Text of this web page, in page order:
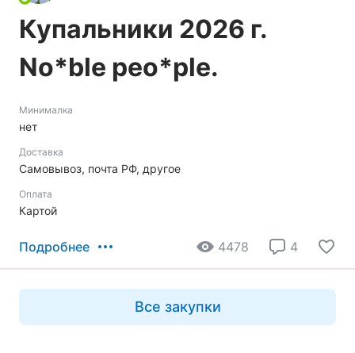
Купальники 2026 г.
No*blе peo*ple.
Минималка
нет
Доставка
Самовывоз, почта РФ, другое
Оплата
Картой
Подробнее 4478 4
Все закупки